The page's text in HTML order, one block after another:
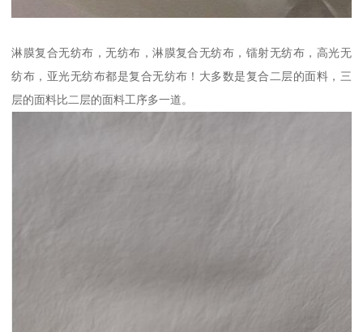
淋膜复合无纺布，无纺布，淋膜复合无纺布，镭射无纺布，高光无
纺布，亚光无纺布都是复合无纺布！大多数是复合二层的面料，三
层的面料比二层的面料工序多一道。